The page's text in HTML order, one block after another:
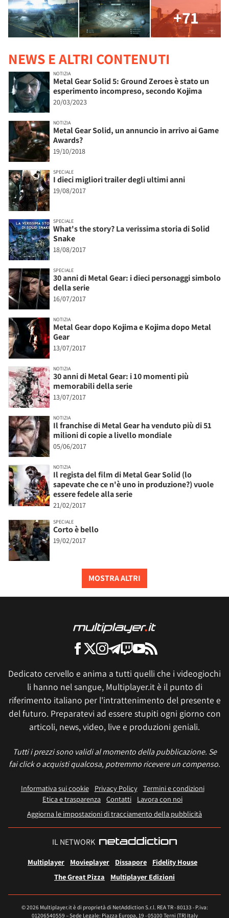
+71
NEWS E ALTRI CONTENUTI
NOTIZIA
Metal Gear Solid 5: Ground Zeroes è stato un
esperimento incompreso, secondo Kojima
20/03/2023
NOTIZIA
Metal Gear Solid, un annuncio in arrivo ai Game
Awards?
19/10/2018
SPECIALE
I dieci migliori trailer degli ultimi anni
19/08/2017
SPECIALE
What's the story? La verissima storia di Solid
Snake
18/08/2017
SPECIALE
30 anni di Metal Gear: i dieci personaggi simbolo
della serie
16/07/2017
NOTIZIA
Metal Gear dopo Kojima e Kojima dopo Metal
Gear
13/07/2017
NOTIZIA
30 anni di Metal Gear: i 10 momenti più
memorabili della serie
13/07/2017
NOTIZIA
Il franchise di Metal Gear ha venduto più di 51
milioni di copie a livello mondiale
05/06/2017
NOTIZIA
Il regista del film di Metal Gear Solid (lo
sapevate che ce n'è uno in produzione?) vuole
essere fedele alla serie
21/02/2017
SPECIALE
Corto è bello
19/02/2017
MOSTRA ALTRI
Dedicato cervello e anima a tutti quelli che i videogiochi
li hanno nel sangue, Multiplayer.it è il punto di
riferimento italiano per l'intrattenimento del presente e
del futuro. Preparatevi ad essere stupiti ogni giorno con
articoli, news, video, live e produzioni geniali.
Tutti i prezzi sono validi al momento della pubblicazione. Se
fai click o acquisti qualcosa, potremmo ricevere un compenso.
Informativa sui cookie Privacy Policy
Termini e condizioni
Etica e trasparenza Contatti
Lavora con noi
Aggiorna le impostazioni di tracciamento della pubblicità
IL NETWORK
Multiplayer Movieplayer Dissapore
Fidelity House
The Great Pizza
Multiplayer Edizioni
© 2026 Multiplayer.it è di proprietà di NetAddiction S.r.l. REA TR - 80133 - P.iva:
01206540559 – Sede Legale: Piazza Europa, 19 - 05100 Terni (TR) Italy